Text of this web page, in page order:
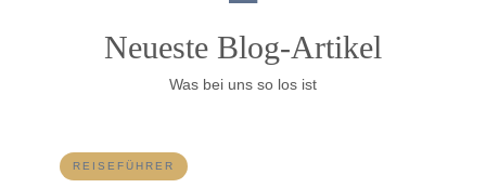
Neueste Blog-Artikel
Was bei uns so los ist
REISEFÜHRER